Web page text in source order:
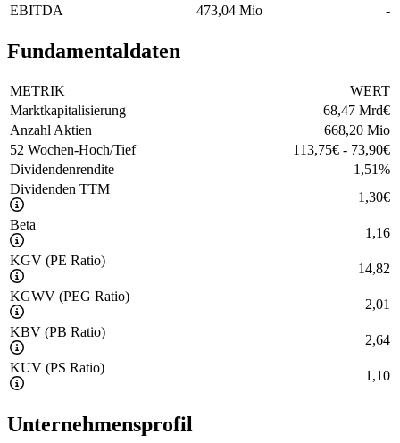
EBITDA
473,04 Mio -
Fundamentaldaten
METRIK
WERT
Marktkapitalisierung
68,47 Mrd€
Anzahl Aktien
668,20 Mio
52 Wochen-Hoch/Tief
113,75€ - 73,90€
Dividendenrendite
1,51%
Dividenden TTM
1,30€
Beta
1,16
KGV (PE Ratio)
14,82
KGWV (PEG Ratio)
2,01
KBV (PB Ratio)
2,64
KUV (PS Ratio)
1,10
Unternehmensprofil